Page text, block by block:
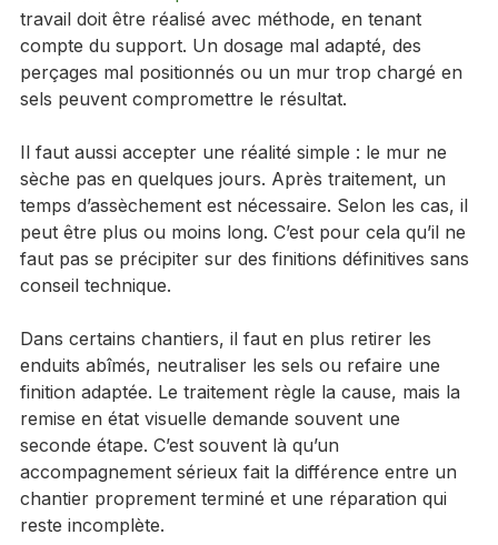
Concrètement, on injecte un produit spécifique dans
le mur afin de bloquer la remontée de l’eau. Ce
travail doit être réalisé avec méthode, en tenant
compte du support. Un dosage mal adapté, des
perçages mal positionnés ou un mur trop chargé en
sels peuvent compromettre le résultat.
Il faut aussi accepter une réalité simple : le mur ne
sèche pas en quelques jours. Après traitement, un
temps d’assèchement est nécessaire. Selon les cas, il
peut être plus ou moins long. C’est pour cela qu’il ne
faut pas se précipiter sur des finitions définitives sans
conseil technique.
Dans certains chantiers, il faut en plus retirer les
enduits abîmés, neutraliser les sels ou refaire une
finition adaptée. Le traitement règle la cause, mais la
remise en état visuelle demande souvent une
seconde étape. C’est souvent là qu’un
accompagnement sérieux fait la différence entre un